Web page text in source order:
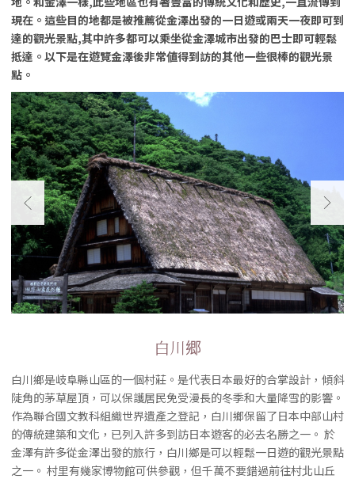
現在。這些目的地都是被推薦從金澤出發的一日遊或兩天一夜即可到
達的觀光景點,其中許多都可以乘坐從金澤城市出發的巴士即可輕鬆
抵達。以下是在遊覽金澤後非常値得到訪的其他一些很棒的觀光景
點。
白川郷
白川鄉是岐阜縣山區的一個村莊。是代表日本最好的合掌設計，傾斜
陡角的茅草屋頂，可以保護居民免受漫長的冬季和大量降雪的影響。
作為聯合國文教科組織世界遺產之登記，白川鄉保留了日本中部山村
的傳統建築和文化，已列入許多到訪日本遊客的必去名勝之一。 於
金澤有許多從金澤出發的旅行，白川鄉是可以輕鬆一日遊的觀光景點
之一。 村里有幾家博物館可供參觀，但千萬不要錯過前往村北山丘